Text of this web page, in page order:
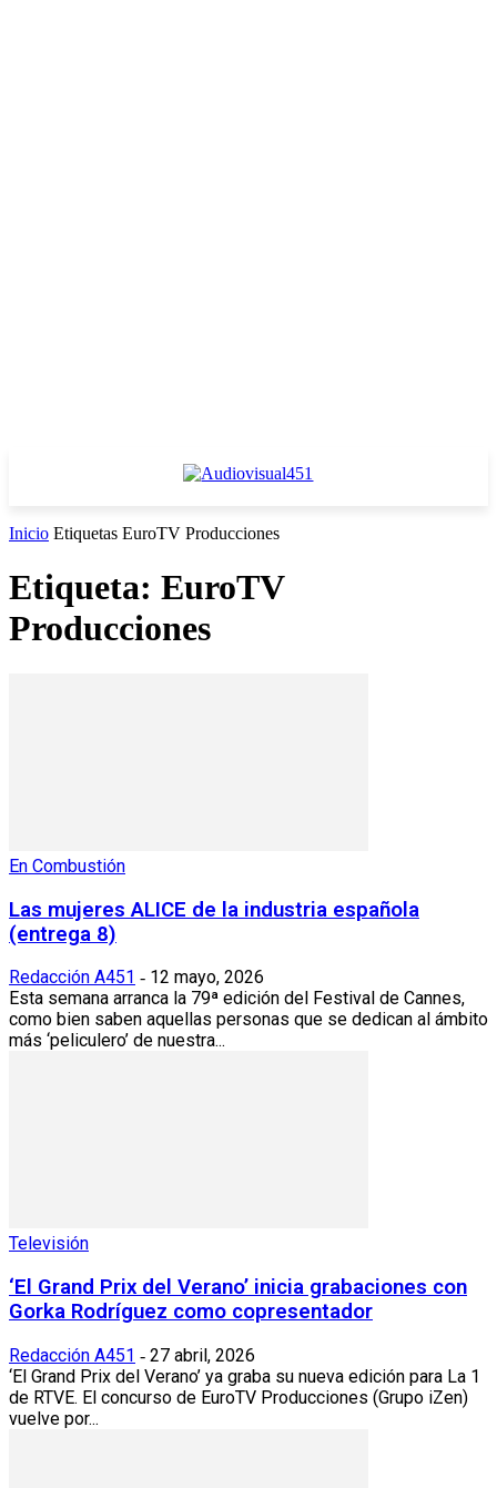
Inicio Etiquetas EuroTV Producciones
Etiqueta: EuroTV
Producciones
En Combustión
Las mujeres ALICE de la industria española
(entrega 8)
Redacción A451 - 12 mayo, 2026
Esta semana arranca la 79ª edición del Festival de Cannes,
como bien saben aquellas personas que se dedican al ámbito
más ‘peliculero’ de nuestra...
Televisión
‘El Grand Prix del Verano’ inicia grabaciones con
Gorka Rodríguez como copresentador
Redacción A451 - 27 abril, 2026
‘El Grand Prix del Verano’ ya graba su nueva edición para La 1
de RTVE. El concurso de EuroTV Producciones (Grupo iZen)
vuelve por...